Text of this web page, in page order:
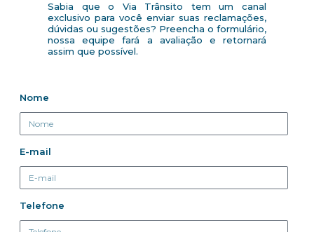
Sabia que o Via Trânsito tem um canal
exclusivo para você enviar suas reclamações,
dúvidas ou sugestões? Preencha o formulário,
nossa equipe fará a avaliação e retornará
assim que possível.
Nome
E-mail
Telefone